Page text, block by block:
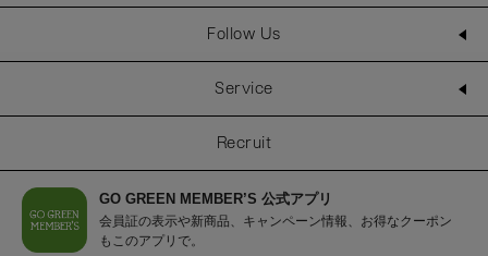
Follow Us
Service
Recruit
GO GREEN MEMBER’S 公式アプリ
会員証の表示や新商品、キャンペーン情報、お得なクーポン
もこのアプリで。